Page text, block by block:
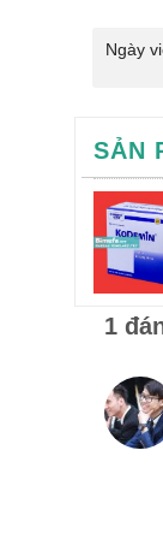
Ngày
SẢN
1